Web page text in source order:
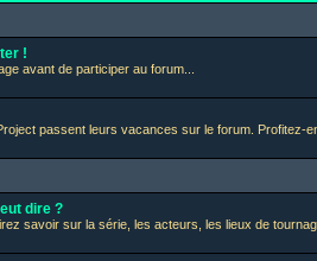
!
avant de participer au forum...
passent leurs vacances sur le forum. Profitez-
dire ?
savoir sur la série, les acteurs, les lieux de